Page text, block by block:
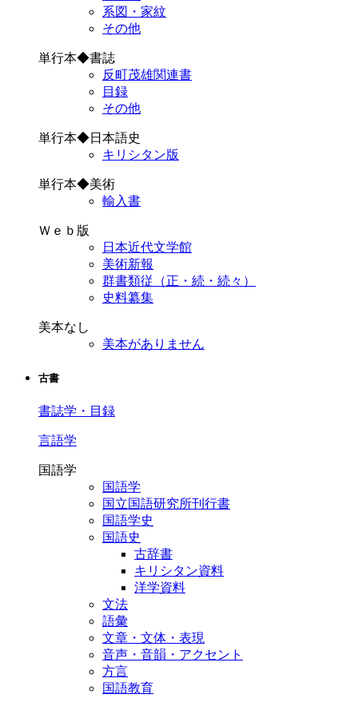
系図・家紋
その他
単行本◆書誌
反町茂雄関連書
目録
その他
単行本◆日本語史
キリシタン版
単行本◆美術
輸入書
Ｗｅｂ版
日本近代文学館
美術新報
群書類従（正・続・続々）
史料纂集
美本なし
美本がありません
古書
書誌学・目録
言語学
国語学
国語学
国立国語研究所刊行書
国語学史
国語史
古辞書
キリシタン資料
洋学資料
文法
語彙
文章・文体・表現
音声・音韻・アクセント
方言
国語教育